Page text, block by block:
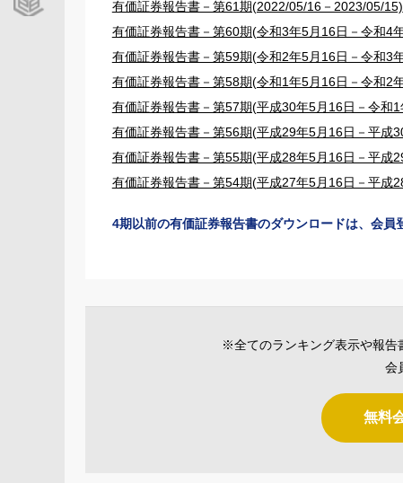
有価証券報告書－第61期(2022/05/16－2023/05/15)
有価証券報告書－第60期(令和3年5月16日－令和4
有価証券報告書－第59期(令和2年5月16日－令和3
有価証券報告書－第58期(令和1年5月16日－令和2
有価証券報告書－第57期(平成30年5月16日－令和
有価証券報告書－第56期(平成29年5月16日－平成
有価証券報告書－第55期(平成28年5月16日－平成
有価証券報告書－第54期(平成27年5月16日－平成
4期以前の有価証券報告書のダウンロードは、会員
※全てのランキング表示や報告
会
無料